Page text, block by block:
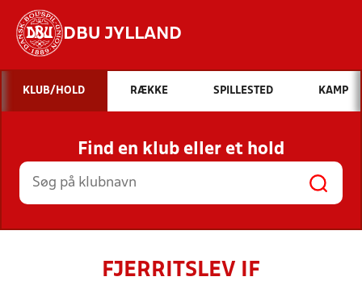
DBU JYLLAND
Hvad vil du søge efter?
INDHOLD OG NYHEDER
STILLINGER, RESULTATER, KLUBBER OG
HOLD
KLUB/HOLD RÆKKE SPILLESTED KAMP
Find en klub eller et hold
FJERRITSLEV IF